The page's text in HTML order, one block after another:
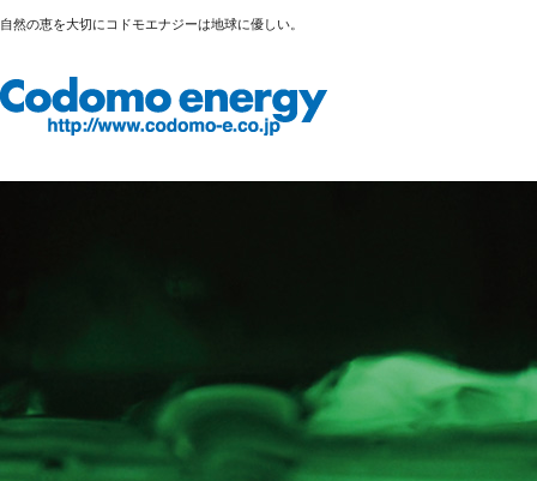
自然の恵を大切にコドモエナジーは地球に優しい。